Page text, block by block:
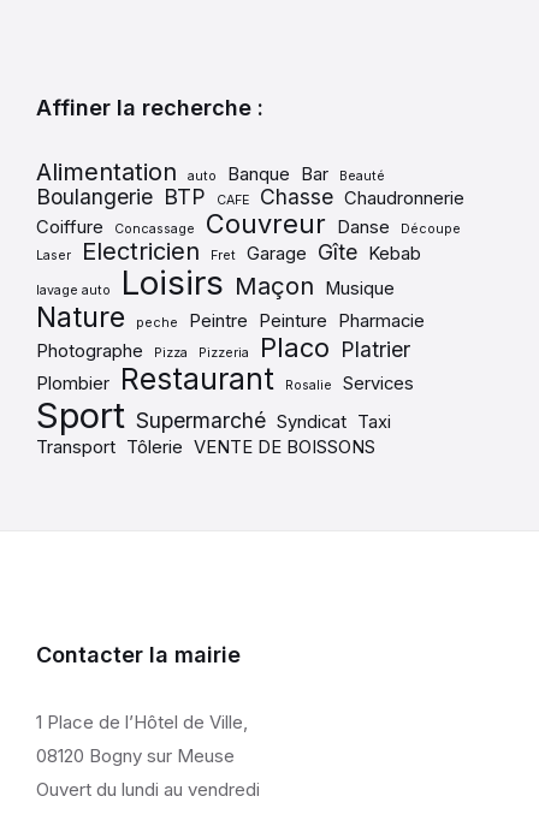
Affiner la recherche :
Alimentation auto Banque Bar Beauté
Boulangerie BTP CAFE Chasse Chaudronnerie
Coiffure
Concassage Couvreur Danse
Découpe
Laser
Electricien Fret Garage Gîte Kebab
lavage auto Loisirs Maçon Musique
Nature peche Peintre Peinture
Pharmacie
Photographe
Pizza Pizzeria Placo Platrier
Plombier Restaurant Rosalie Services
Sport Supermarché Syndicat Taxi
Transport Tôlerie VENTE DE BOISSONS
Contacter la mairie
1 Place de l’Hôtel de Ville,
08120 Bogny sur Meuse
Ouvert du lundi au vendredi